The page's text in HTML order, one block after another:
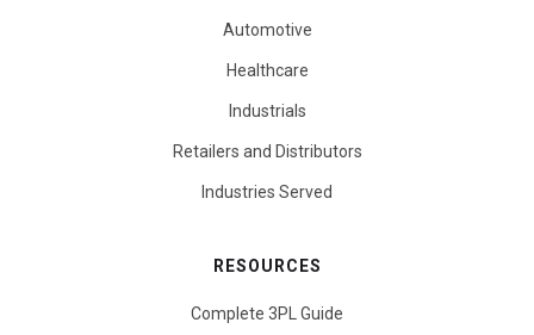
Automotive
Healthcare
Industrials
Retailers and Distributors
Industries Served
RESOURCES
Complete 3PL Guide